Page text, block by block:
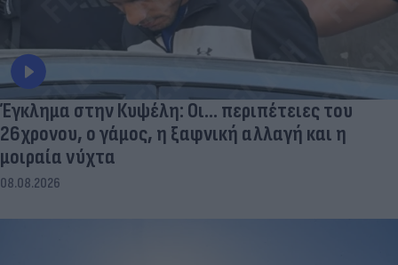
Έγκλημα στην Κυψέλη: Οι... περιπέτειες του
26χρονου, ο γάμος, η ξαφνική αλλαγή και η
μοιραία νύχτα
08.08.2026